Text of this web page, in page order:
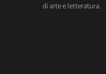
di arte e letteratura.